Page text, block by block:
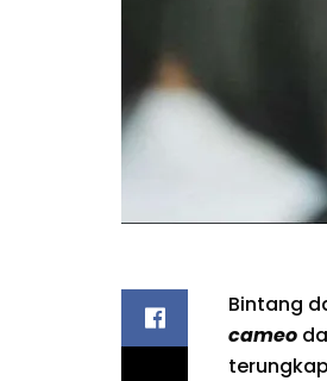
Bintang
cameo